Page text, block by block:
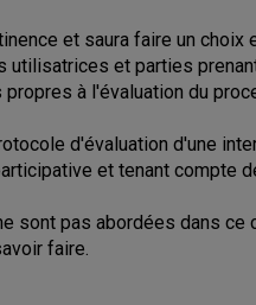
et saura faire un choix
utilisatrices et parties
à l'évaluation du
d'évaluation d'une
et tenant compte
sont pas abordées dans ce
faire.